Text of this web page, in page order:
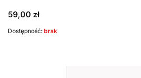
Cena
59,00 zł
Dostępność: brak